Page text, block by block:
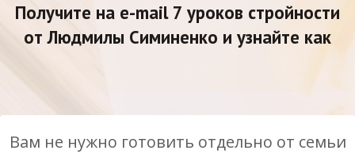
Получите на e-mail 7 уроков стройности
от Людмилы Симиненко и узнайте как
Вам не нужно готовить отдельно от семьи